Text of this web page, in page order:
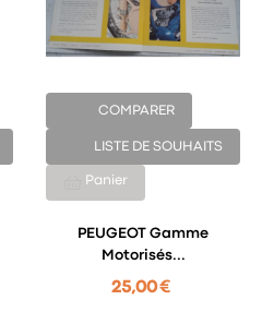
COMPARER
LISTE DE SOUHAITS
Panier
PEUGEOT Gamme
Motorisés...
25,00 €